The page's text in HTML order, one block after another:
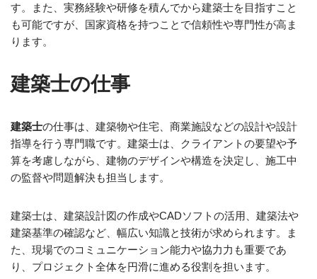
す。また、実務経験や研修を積んでから建築士を目指すこと
も可能ですが、国家資格を持つことで信頼性や専門性が高ま
ります。
建築士の仕事
建築士の仕事は、建築物や住宅、商業施設などの設計や設計
指導を行う専門職です。建築士は、クライアントの要望や予
算を考慮しながら、建物のデザインや構造を決定し、施工中
の監督や問題解決も担当します。
建築士は、建築設計図の作成やCADソフトの活用、建築法や
建築基準の確認など、幅広い知識と技術が求められます。ま
た、現場でのコミュニケーション能力や協力力も重要であ
り、プロジェクト全体を円滑に進める役割を担います。